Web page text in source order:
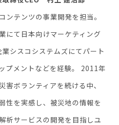
ンテンツの事業開発を担当。
にて日本向けマーケティング
シスコシステムズにてパート
プメントなどを経験。 2011年
害ボランティアを続ける中、
性を実感し、被災地の情報を
析サービスの開発を目指しユ